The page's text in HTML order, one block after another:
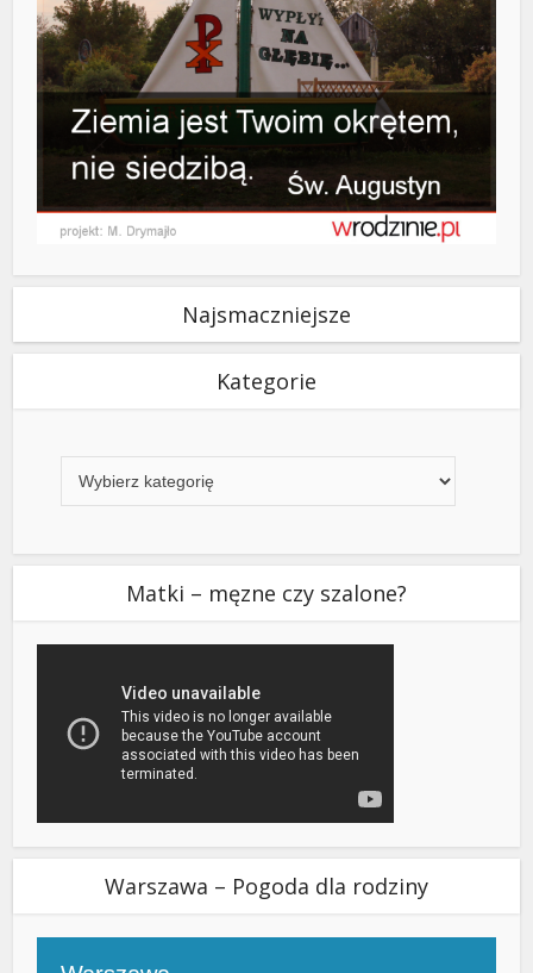
Najsmaczniejsze
Kategorie
Matki – męzne czy szalone?
Warszawa – Pogoda dla rodziny